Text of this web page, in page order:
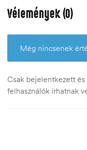
Vélemények (0)
Még nincsenek
Csak bejelentkezett
felhasználók írhatnak